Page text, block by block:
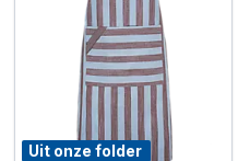
Uit onze folder